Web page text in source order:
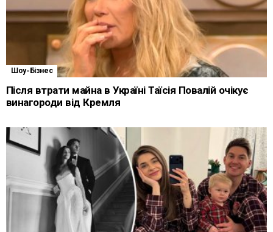
Шоу-Бізнес
Після втрати майна в Україні Таїсія Повалій очікує
винагороди від Кремля